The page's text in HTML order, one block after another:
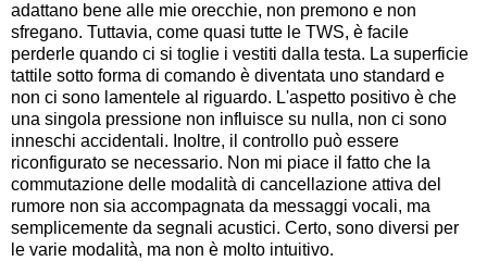
adattano bene alle mie orecchie, non premono e non
sfregano. Tuttavia, come quasi tutte le TWS, è facile
perderle quando ci si toglie i vestiti dalla testa. La superficie
tattile sotto forma di comando è diventata uno standard e
non ci sono lamentele al riguardo. L'aspetto positivo è che
una singola pressione non influisce su nulla, non ci sono
inneschi accidentali. Inoltre, il controllo può essere
riconfigurato se necessario. Non mi piace il fatto che la
commutazione delle modalità di cancellazione attiva del
rumore non sia accompagnata da messaggi vocali, ma
semplicemente da segnali acustici. Certo, sono diversi per
le varie modalità, ma non è molto intuitivo.